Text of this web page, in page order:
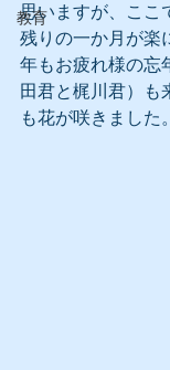
教育
思いますが、ここ
残りの一か月が楽
年もお疲れ様の忘
田君と梶川君）も
も花が咲きました。